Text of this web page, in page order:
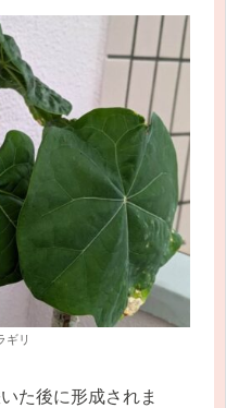
ギリ
た後に形成されま